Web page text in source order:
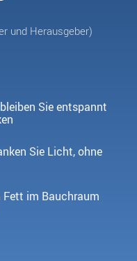
und Herausgeber)
Sie entspannt
Sie Licht, ohne
im Bauchraum